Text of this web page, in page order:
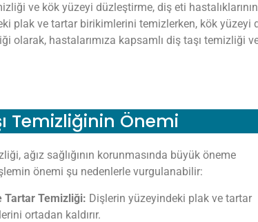
ve kök yüzeyi düzleştirme, diş eti
plak ve tartar birikimlerini temizlerken, kök
olarak, hastalarımıza kapsamlı diş taşı temizliği
Temizliğinin Önemi
ağız sağlığının korunmasında büyük öneme
önemi şu nedenlerle vurgulanabilir:
Tartar Temizliği: Dişlerin yüzeyindeki plak ve tartar
ortadan kaldırır.